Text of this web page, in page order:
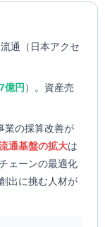
通（日本アクセ
億円 ）。資産売
業の採算改善が
通基盤の拡大は
ェーンの最適化
出に挑む人材が